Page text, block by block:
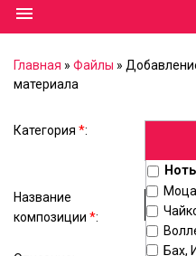
menu
Главная » Файлы »
материала
Категория *:
Бах,
Название
композиции *: